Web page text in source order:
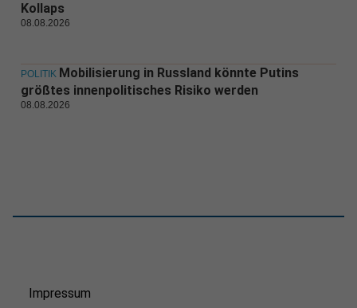
Kollaps
08.08.2026
POLITIK Mobilisierung in Russland könnte Putins
größtes innenpolitisches Risiko werden
08.08.2026
Impressum